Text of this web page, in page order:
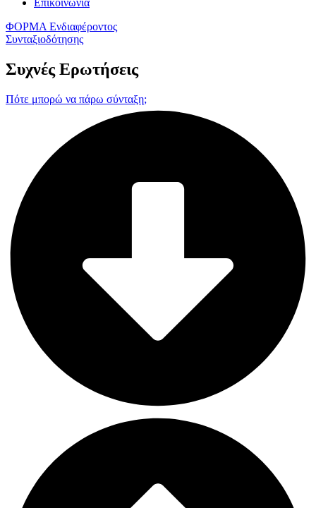
Επικοινωνία
ΦΟΡΜΑ Ενδιαφέροντος
Συνταξιοδότησης
Συχνές Ερωτήσεις
Πότε μπορώ να πάρω σύνταξη;